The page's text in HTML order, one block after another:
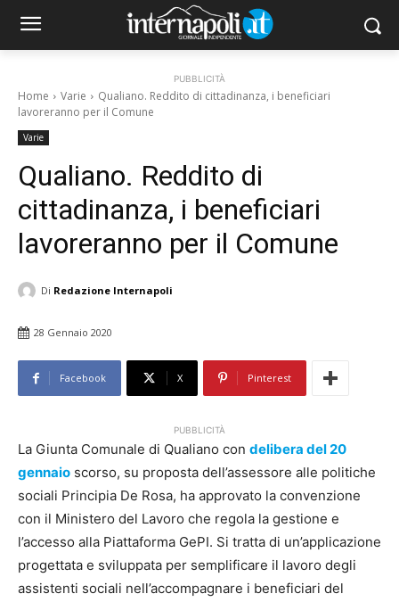
PUBBLICITÀ
Home Varie
Qualiano. Reddito di cittadinanza, i beneficiari
lavoreranno per il Comune
Varie
Qualiano. Reddito di
cittadinanza, i beneficiari
lavoreranno per il Comune
Di Redazione Internapoli
28 Gennaio 2020
Facebook X Pinterest
PUBBLICITÀ
La Giunta Comunale di Qualiano con delibera del 20
gennaio scorso, su proposta dell’assessore alle politiche
sociali Principia De Rosa, ha approvato la convenzione
con il Ministero del Lavoro che regola la gestione e
l’accesso alla Piattaforma GePI. Si tratta di un’applicazione
progettata e sviluppata per semplificare il lavoro degli
assistenti sociali nell’accompagnare i beneficiari del